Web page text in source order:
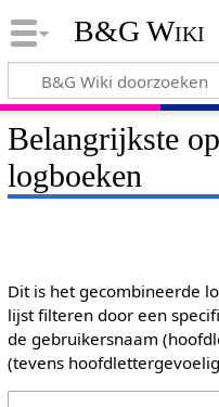
B&G Wiki
Belangrijkste
logboeken
Dit is het gecombineerde
lijst filteren door een
de gebruikersnaam
(tevens